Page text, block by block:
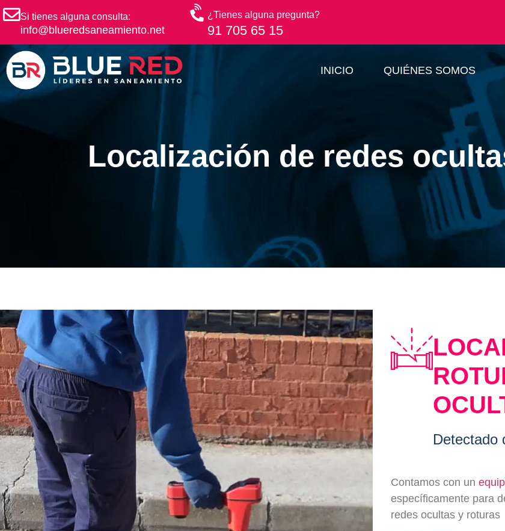
Si tienes alguna consulta:
info@blueredsaneamiento.net
¿Tienes alguna pregunta?
91 705 65 15
INICIO QUIÉNES SOMOS
Localización de redes
Detectado
Contamos con un
específicamente para
redes ocultas y roturas